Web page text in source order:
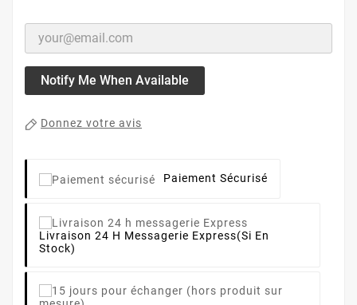
Notify Me When Available
Donnez votre avis
Paiement Sécurisé
Livraison 24 H Messagerie Express(si En
Stock)